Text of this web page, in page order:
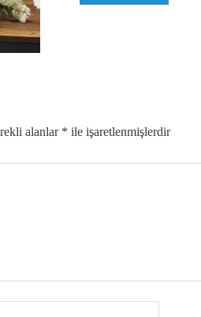
alanlar * ile işaretlenmişlerdir